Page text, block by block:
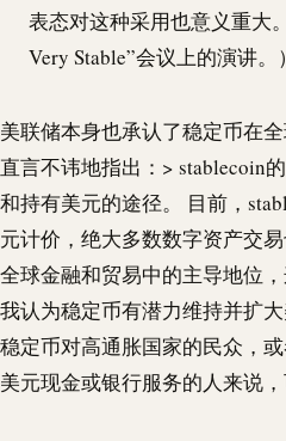
表态对这种采用也意义重大
Very Stable”会议上的演讲。）
美联储本身也承认了稳定币在全
直言不讳地指出：> stablecoin
和持有美元的途径。 目前，
元计价，绝大多数数字资产交
全球金融和贸易中的主导地位
我认为稳定币有潜力维持并扩
稳定币对高通胀国家的民众，
美元现金或银行服务的人来说，